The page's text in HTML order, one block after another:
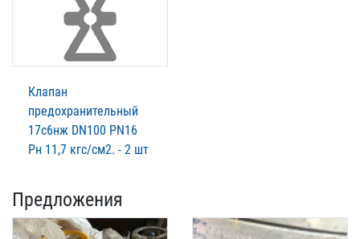
Клапан
предохранительный
17с6нж DN100 PN16
Рн 11,7 кгс/см2. - 2 шт
Предложения